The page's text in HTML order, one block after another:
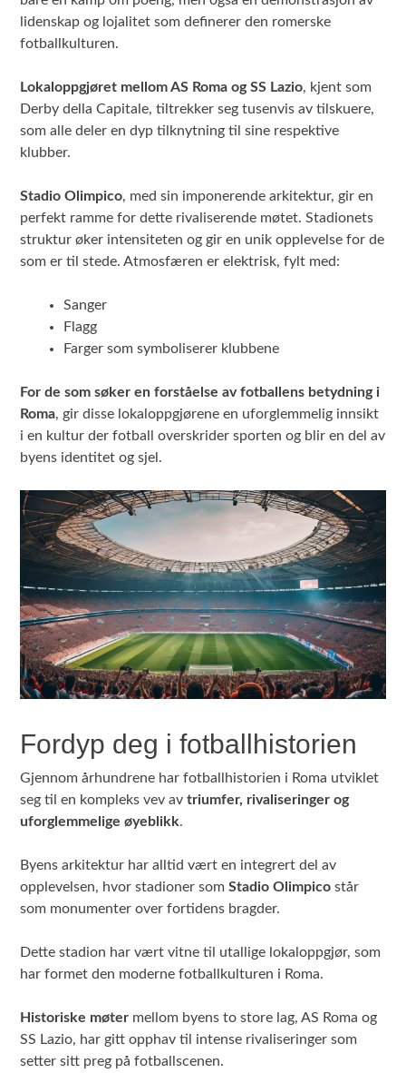
lidenskap og lojalitet som definerer den romerske
fotballkulturen.
Lokaloppgjøret mellom AS Roma og SS Lazio, kjent som
Derby della Capitale, tiltrekker seg tusenvis av tilskuere,
som alle deler en dyp tilknytning til sine respektive
klubber.
Stadio Olimpico, med sin imponerende arkitektur, gir en
perfekt ramme for dette rivaliserende møtet. Stadionets
struktur øker intensiteten og gir en unik opplevelse for de
som er til stede. Atmosfæren er elektrisk, fylt med:
Sanger
Flagg
Farger som symboliserer klubbene
For de som søker en forståelse av fotballens betydning i
Roma, gir disse lokaloppgjørene en uforglemmelig innsikt
i en kultur der fotball overskrider sporten og blir en del av
byens identitet og sjel.
Fordyp deg i fotballhistorien
Gjennom århundrene har fotballhistorien i Roma utviklet
seg til en kompleks vev avtriumfer, rivaliseringer og
uforglemmelige øyeblikk.
Byens arkitektur har alltid vært en integrert del av
opplevelsen, hvor stadioner somStadio Olimpico står
som monumenter over fortidens bragder.
Dette stadion har vært vitne til utallige lokaloppgjør, som
har formet den moderne fotballkulturen i Roma.
Historiske møter mellom byens to store lag, AS Roma og
SS Lazio, har gitt opphav til intense rivaliseringer som
setter sitt preg på fotballscenen.